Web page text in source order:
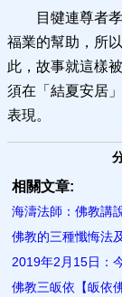
目犍連尊者
福業的幫助，所
此，故事就這樣
須在「結夏安居
表現。
相關文章:
海濤法師：佛教講
佛教的三種懺悔法
2019年2月15日：
佛教三皈依【皈依